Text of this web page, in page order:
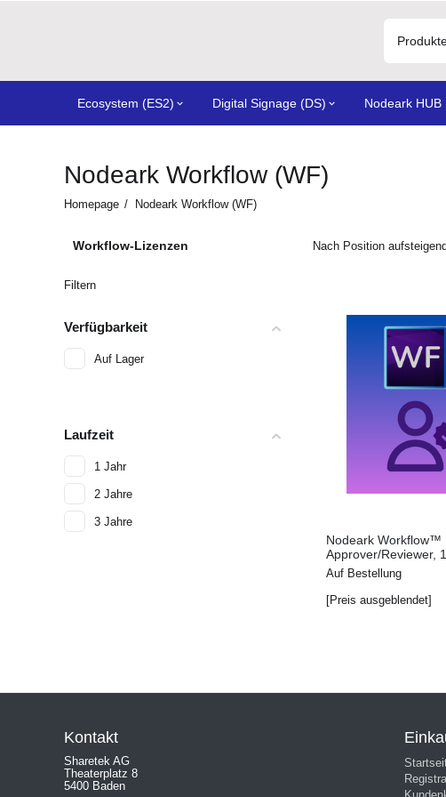
Ecosystem (ES2) Digital Signage (DS) Nodeark HUB
Nodeark Workflow (WF)
Homepage / Nodeark Workflow (WF)
Nach Position
Nodeark Workflow™
Approver/Reviewer,
Lizenz
Auf Bestellung
[Preis ausgeblendet]
Workflow-Lizenzen
Filtern
Verfügbarkeit
Auf Lager
Laufzeit
1 Jahr
2 Jahre
3 Jahre
Kontakt
Sharetek AG
Theaterplatz 8
5400 Baden